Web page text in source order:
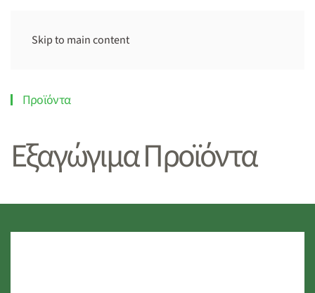
Skip to main content
Προϊόντα
Εξαγώγιμα Προϊόντα